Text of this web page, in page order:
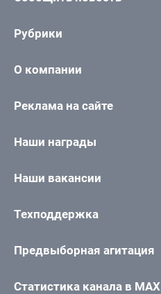
Рубрики
О компании
Реклама на сайте
Наши награды
Наши вакансии
Техподдержка
Предвыборная агитация
Статистика канала в MAX